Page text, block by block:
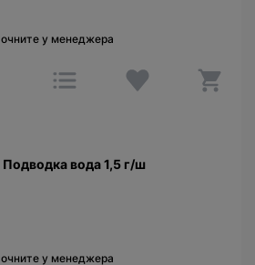
у менеджера
Подводка вода 1,5 г/ш
у менеджера